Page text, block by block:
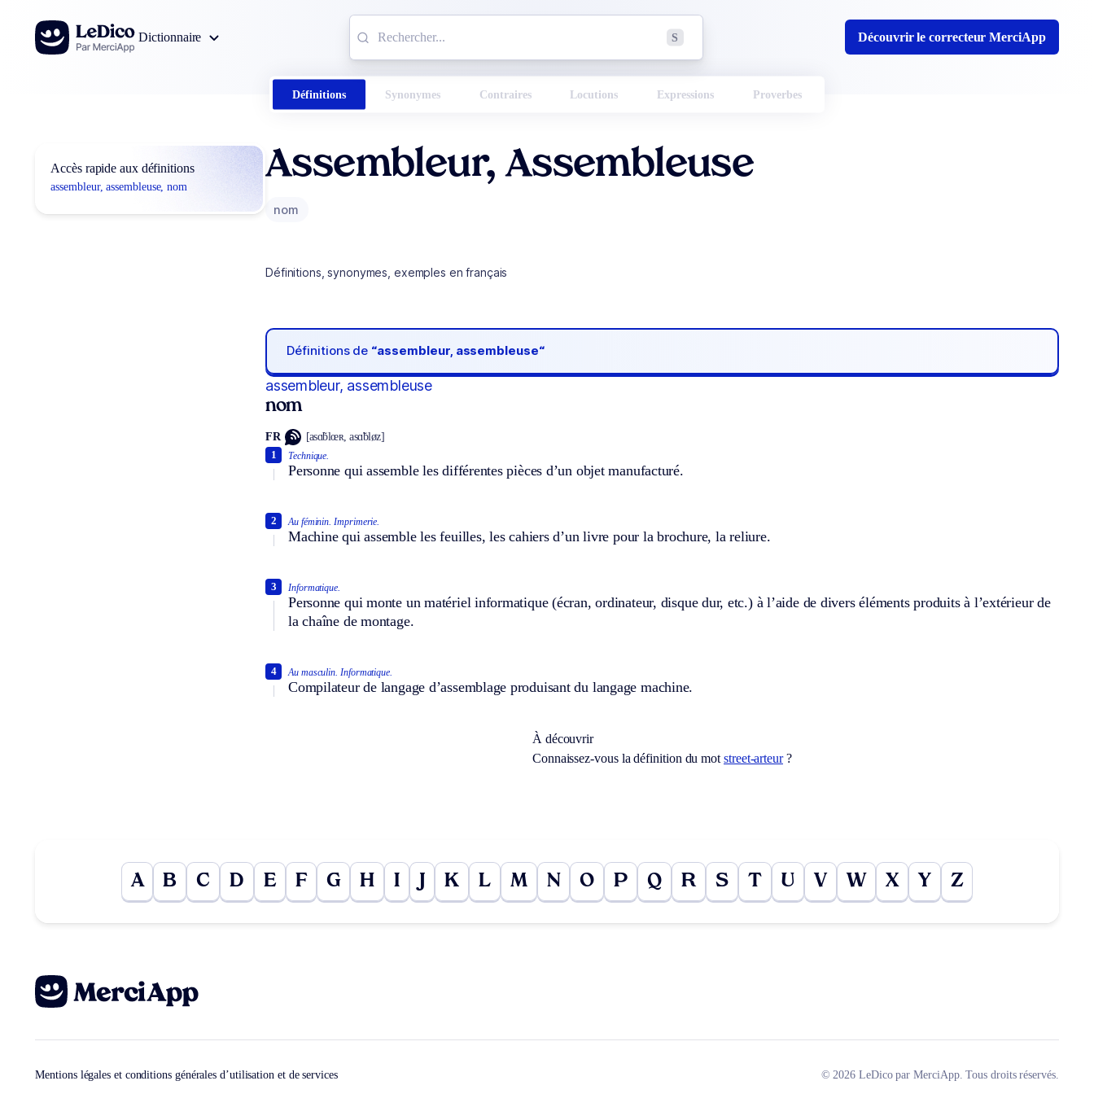
Aller au contenu
Dictionnaire
S Découvrir le correcteur MerciApp
Définitions Synonymes Contraires Locutions Expressions Proverbes
Accès rapide aux définitions
assembleur, assembleuse, nom
Assembleur, Assembleuse
nom
Définitions, synonymes, exemples en français
Définitions de “assembleur, assembleuse“
assembleur, assembleuse
nom
FR [asɑ̃blœʀ, asɑ̃bløz]
Technique.
Personne qui assemble les différentes pièces d’un objet manufacturé.
1
Au féminin. Imprimerie.
Machine qui assemble les feuilles, les cahiers d’un livre pour la brochure, la reliure.
2
Informatique.
Personne qui monte un matériel informatique (écran, ordinateur, disque dur, etc.) à l’aide de divers éléments produits à l’extérieur de
la chaîne de montage.
3
Au masculin. Informatique.
Compilateur de langage d’assemblage produisant du langage machine.
4
À découvrir
Connaissez-vous la définition du mot street-arteur?
A B C D E F G H I K L M N O P Q R S T U V W X Y Z
Mentions légales et conditions générales d’utilisation et de services © 2026 LeDico par MerciApp. Tous droits réservés.